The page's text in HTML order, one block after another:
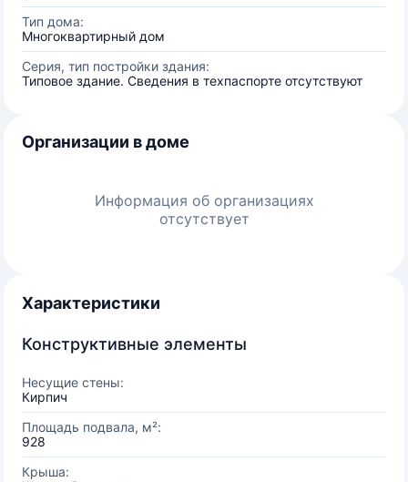
Тип дома:
Многоквартирный дом
Серия, тип постройки здания:
Типовое здание. Сведения в техпаспорте отсутствуют
Организации в доме
Информация об организациях
отсутствует
Характеристики
Конструктивные элементы
Несущие стены:
Кирпич
Площадь подвала, м²:
928
Крыша: